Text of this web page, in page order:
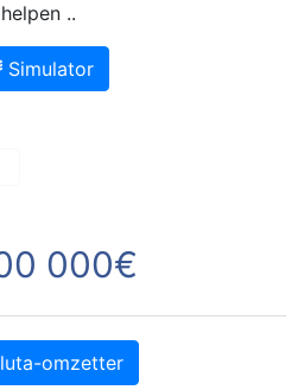
helpen ..
Simulator
000€
omzetter